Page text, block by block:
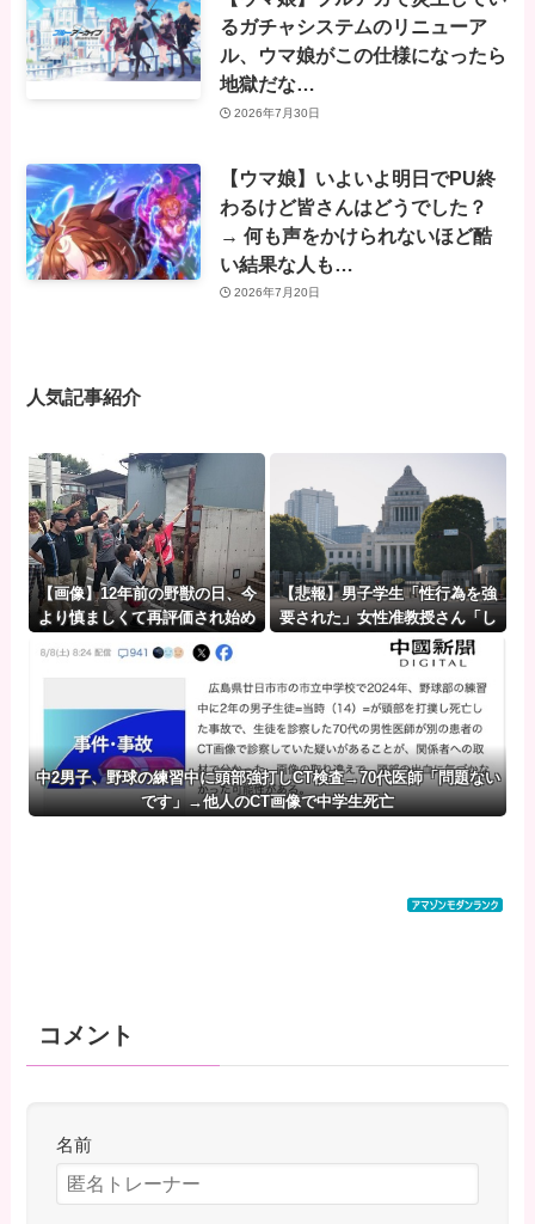
るガチャシステムのリニューア
ル、ウマ娘がこの仕様になったら
地獄だな…
2026年7月30日
【ウマ娘】いよいよ明日でPU終
わるけど皆さんはどうでした？
→ 何も声をかけられないほど酷
い結果な人も…
2026年7月20日
人気記事紹介
【画像】12年前の野獣の日、今
より慎ましくて再評価され始め
【悲報】男子学生「性行為を強
要された」女性准教授さん「し
てない」→裁判官「性行為はし
てる」⇒結果！！
中2男子、野球の練習中に頭部強打しCT検査→70代医師「問題ない
です」→他人のCT画像で中学生死亡
コメント
名前